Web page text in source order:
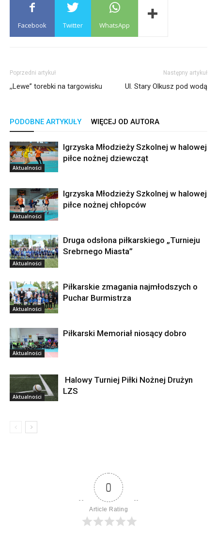
Facebook Twitter WhatsApp
Poprzedni artykuł
,,Lewe” torebki na targowisku
Następny artykuł
Ul. Stary Olkusz pod wodą
PODOBNE ARTYKUŁY WIĘCEJ OD AUTORA
Aktualności
Igrzyska Młodzieży Szkolnej w halowej
piłce nożnej dziewcząt
Aktualności
Igrzyska Młodzieży Szkolnej w halowej
piłce nożnej chłopców
Aktualności
Druga odsłona piłkarskiego „Turnieju
Srebrnego Miasta”
Aktualności
Piłkarskie zmagania najmłodszych o
Puchar Burmistrza
Aktualności
Piłkarski Memoriał niosący dobro
Aktualności
Halowy Turniej Piłki Nożnej Drużyn
LZS
0
Article Rating